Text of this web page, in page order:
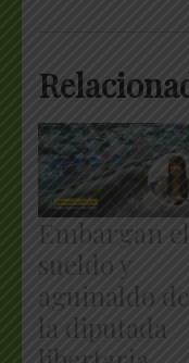
Embargan el
sueldo y
aguinaldo de
la diputada